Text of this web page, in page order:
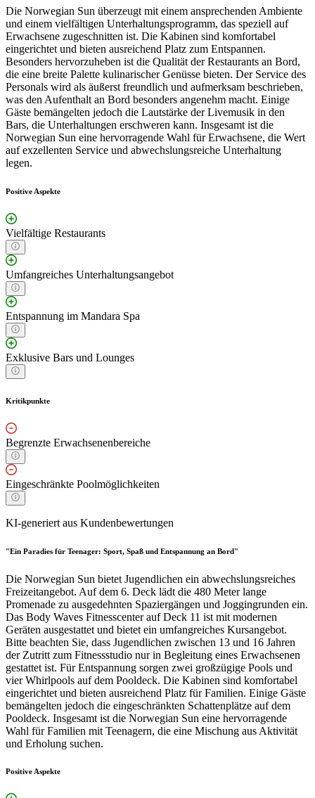
Die Norwegian Sun überzeugt mit einem ansprechenden Ambiente
und einem vielfältigen Unterhaltungsprogramm, das speziell auf
Erwachsene zugeschnitten ist. Die Kabinen sind komfortabel
eingerichtet und bieten ausreichend Platz zum Entspannen.
Besonders hervorzuheben ist die Qualität der Restaurants an Bord,
die eine breite Palette kulinarischer Genüsse bieten. Der Service des
Personals wird als äußerst freundlich und aufmerksam beschrieben,
was den Aufenthalt an Bord besonders angenehm macht. Einige
Gäste bemängelten jedoch die Lautstärke der Livemusik in den
Bars, die Unterhaltungen erschweren kann. Insgesamt ist die
Norwegian Sun eine hervorragende Wahl für Erwachsene, die Wert
auf exzellenten Service und abwechslungsreiche Unterhaltung
legen.
Positive Aspekte
Vielfältige Restaurants
Umfangreiches Unterhaltungsangebot
Entspannung im Mandara Spa
Exklusive Bars und Lounges
Kritikpunkte
Begrenzte Erwachsenenbereiche
Eingeschränkte Poolmöglichkeiten
KI-generiert aus Kundenbewertungen
"Ein Paradies für Teenager: Sport, Spaß und Entspannung an Bord"
Die Norwegian Sun bietet Jugendlichen ein abwechslungsreiches
Freizeitangebot. Auf dem 6. Deck lädt die 480 Meter lange
Promenade zu ausgedehnten Spaziergängen und Joggingrunden ein.
Das Body Waves Fitnesscenter auf Deck 11 ist mit modernen
Geräten ausgestattet und bietet ein umfangreiches Kursangebot.
Bitte beachten Sie, dass Jugendlichen zwischen 13 und 16 Jahren
der Zutritt zum Fitnessstudio nur in Begleitung eines Erwachsenen
gestattet ist. Für Entspannung sorgen zwei großzügige Pools und
vier Whirlpools auf dem Pooldeck. Die Kabinen sind komfortabel
eingerichtet und bieten ausreichend Platz für Familien. Einige Gäste
bemängelten jedoch die eingeschränkten Schattenplätze auf dem
Pooldeck. Insgesamt ist die Norwegian Sun eine hervorragende
Wahl für Familien mit Teenagern, die eine Mischung aus Aktivität
und Erholung suchen.
Positive Aspekte